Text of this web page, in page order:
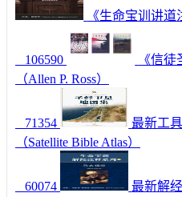
《生命宝训讲
106590
《信
（Allen P. Ross）
71354
最新工
（Satellite Bible Atlas）
60074
最新解